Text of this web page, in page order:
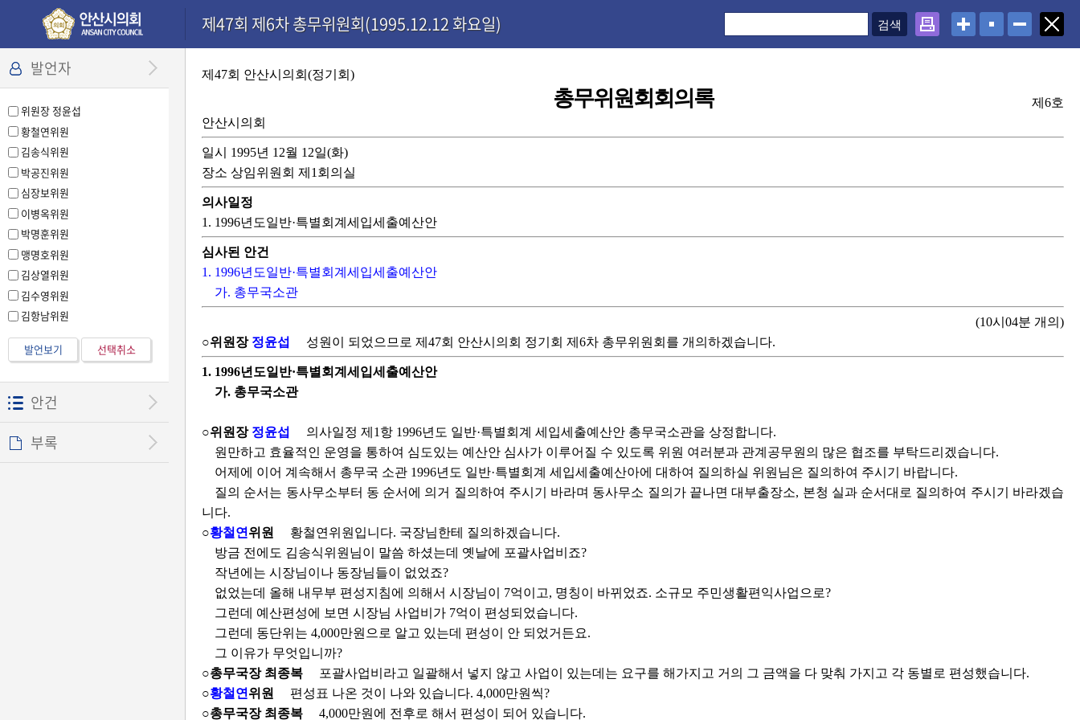
본문으로 바로가기
기능메뉴 메뉴 바로가기
설정메뉴 메뉴 바로가기
제47회 제6차 총무위원회(1995.12.12 화요일)
발언자
위원장 정윤섭
황철연위원
김송식위원
박공진위원
심장보위원
이병옥위원
박명훈위원
맹명호위원
김상열위원
김수영위원
김항남위원
발언보기 선택취소
안건
부록
제47회 안산시의회(정기회)
총무위원회회의록
제6호
안산시의회
일시 1995년 12월 12일(화)
장소 상임위원회 제1회의실
의사일정
1. 1996년도일반·특별회계세입세출예산안
심사된 안건
1. 1996년도일반·특별회계세입세출예산안
가. 총무국소관
(10시04분 개의)
○위원장 정윤섭 성원이 되었으므로 제47회 안산시의회 정기회 제6차 총무위원회를 개의하겠습니다.
1. 1996년도일반·특별회계세입세출예산안
가. 총무국소관
○위원장 정윤섭
의사일정 제1항 1996년도 일반·특별회계 세입세출예산안 총무국소관을 상정합니다.
원만하고 효율적인 운영을 통하여 심도있는 예산안 심사가 이루어질 수 있도록 위원 여러분과 관계공무원의 많은 협조를 부탁드리겠습니다.
어제에 이어 계속해서 총무국 소관 1996년도 일반·특별회계 세입세출예산아에 대하여 질의하실 위원님은 질의하여 주시기 바랍니다.
질의 순서는 동사무소부터 동 순서에 의거 질의하여 주시기 바라며 동사무소 질의가 끝나면 대부출장소, 본청 실과 순서대로 질의하여 주시기 바라겠습
니다.
○황철연 위원
황철연위원입니다. 국장님한테 질의하겠습니다.
방금 전에도 김송식위원님이 말씀 하셨는데 옛날에 포괄사업비죠?
작년에는 시장님이나 동장님들이 없었죠?
없었는데 올해 내무부 편성지침에 의해서 시장님이 7억이고, 명칭이 바뀌었죠. 소규모 주민생활편익사업으로?
그런데 예산편성에 보면 시장님 사업비가 7억이 편성되었습니다.
그런데 동단위는 4,000만원으로 알고 있는데 편성이 안 되었거든요.
그 이유가 무엇입니까?
○총무국장 최종복
포괄사업비라고 일괄해서 넣지 않고 사업이 있는데는 요구를 해가지고 거의 그 금액을 다 맞춰 가지고 각 동별로 편성했습니다.
○황철연 위원
편성표 나온 것이 나와 있습니다. 4,000만원씩?
○총무국장 최종복
4,000만원에 전후로 해서 편성이 되어 있습니다.